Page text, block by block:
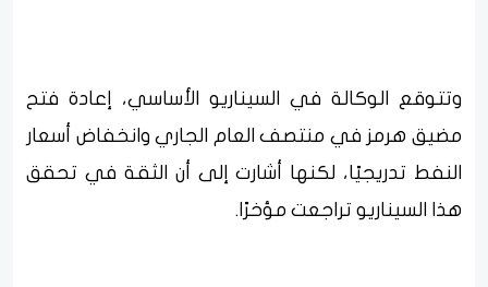
وتتوقع الوكالة في السيناريو الأساسي، إعادة فتح
مضيق هرمز في منتصف العام الجاري وانخفاض أسعار
النفط تدريجيًا، لكنها أشارت إلى أن الثقة في تحقق
هذا السيناريو تراجعت مؤخرًا.